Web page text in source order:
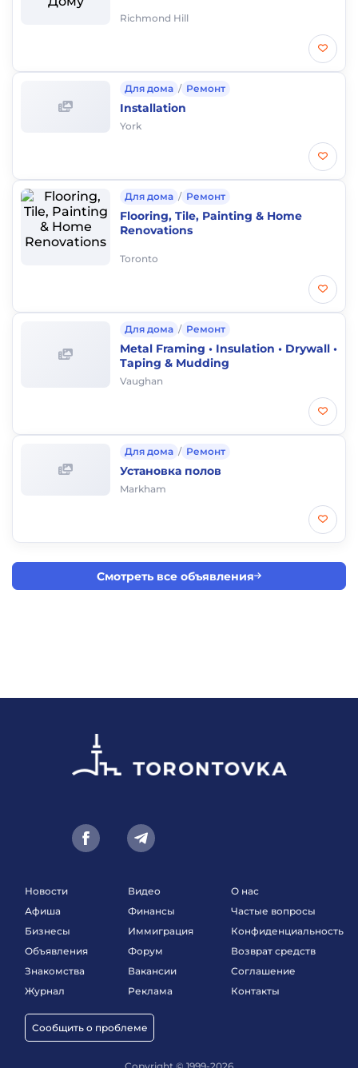
Richmond Hill
Для дома / Ремонт
Installation
York
Для дома / Ремонт
Flooring, Tile, Painting & Home
Renovations
Toronto
Для дома / Ремонт
Metal Framing • Insulation • Drywall •
Taping & Mudding
Vaughan
Для дома / Ремонт
Установка полов
Markham
Смотреть все объявления
Новости
Афиша
Бизнесы
Объявления
Знакомства
Журнал
Сообщить о проблеме
Видео
Финансы
Иммиграция
Форум
Вакансии
Реклама
О нас
Частые вопросы
Конфиденциальность
Возврат средств
Соглашение
Контакты